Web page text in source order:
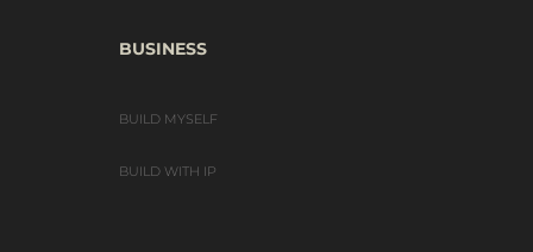
BUSINESS
BUILD MYSELF
BUILD WITH IP